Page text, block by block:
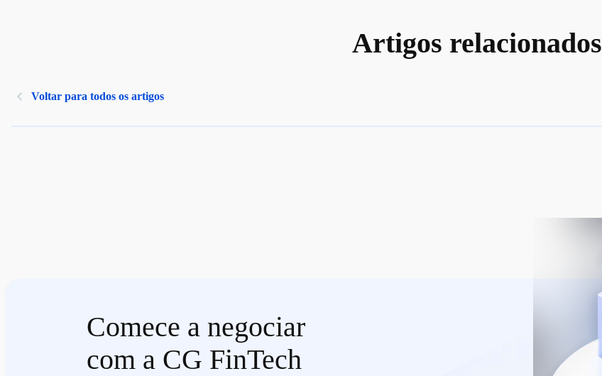
Artigos relacionados
Voltar para todos os artigos
Comece a negociar
com a CG FinTech